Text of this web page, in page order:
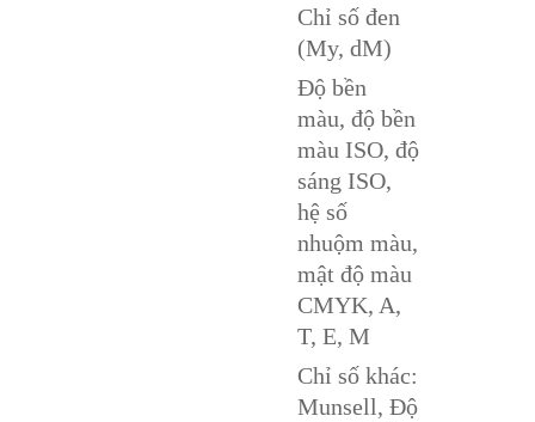
Chỉ số đen
(My, dM)
Độ bền
màu, độ bền
màu ISO, độ
sáng ISO,
hệ số
nhuộm màu,
mật độ màu
CMYK, A,
T, E, M
Chỉ số khác:
Munsell, Độ